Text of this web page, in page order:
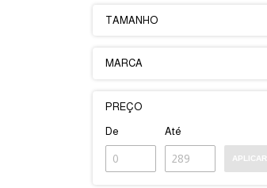
TAMANHO
MARCA
PREÇO
De Até
APLICAR